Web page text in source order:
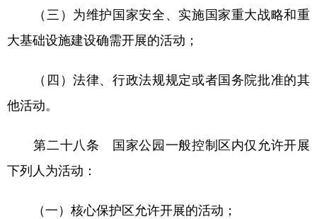
（三）为维护国家安全、实施国家重大战略和重
大基础设施建设确需开展的活动；
（四）法律、行政法规规定或者国务院批准的其
他活动。
第二十八条 国家公园一般控制区内仅允许开展
下列人为活动：
（一）核心保护区允许开展的活动；